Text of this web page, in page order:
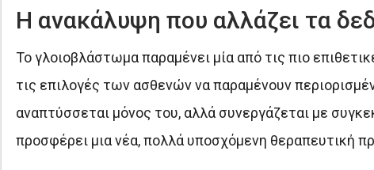
Η ανακάλυψη που αλλάζει τα
Το γλοιοβλάστωμα παραμένει μία από τις πιο
τις επιλογές των ασθενών να παραμένουν
αναπτύσσεται μόνος του, αλλά συνεργάζεται με
προσφέρει μια νέα, πολλά υποσχόμενη θεραπευτική